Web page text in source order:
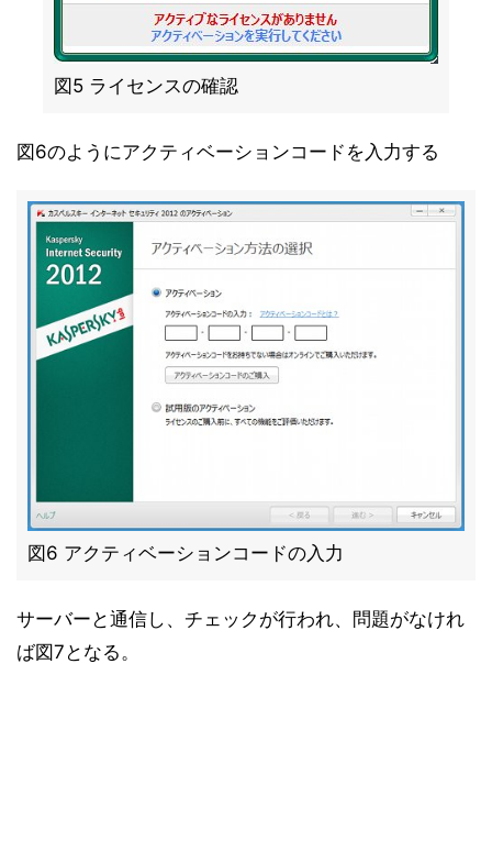
図5 ライセンスの確認
図6のようにアクティベーションコードを入力する
図6 アクティベーションコードの入力
サーバーと通信し、チェックが行われ、問題がなけれ
ば図7となる。